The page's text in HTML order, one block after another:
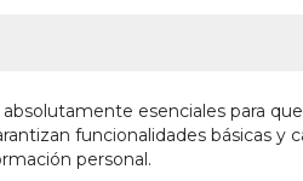
absolutamente esenciales para
funcionalidades básicas y
personal.